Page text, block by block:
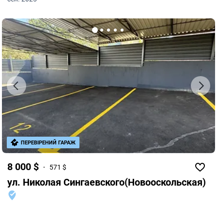
8 000 $ 571 $
ул. Николая Сингаевского(Новооскольская)
ПЕРЕВІРЕНИЙ ГАРАЖ